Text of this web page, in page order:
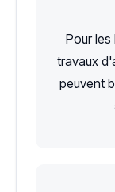
Pour les
travaux
peuvent